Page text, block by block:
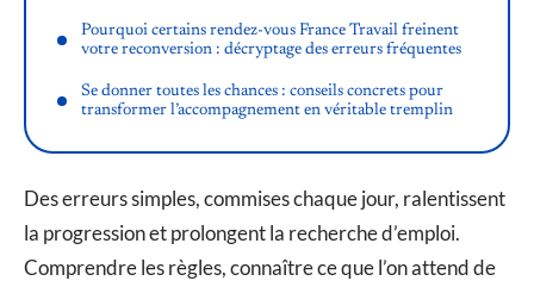
Pourquoi certains rendez-vous France Travail freinent
votre reconversion : décryptage des erreurs fréquentes
Se donner toutes les chances : conseils concrets pour
transformer l’accompagnement en véritable tremplin
Des erreurs simples, commises chaque jour, ralentissent
la progression et prolongent la recherche d’emploi.
Comprendre les règles, connaître ce que l’on attend de